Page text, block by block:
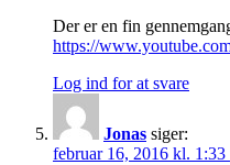
Der er en fin
https://
Log ind for at svare
Jonas siger:
februar 16, 2016 kl. 1:33